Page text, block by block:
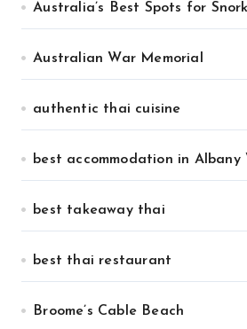
Australia’s Best Spots for
Australian War Memorial
authentic thai cuisine
best accommodation in Albany
best takeaway thai
best thai restaurant
Broome’s Cable Beach